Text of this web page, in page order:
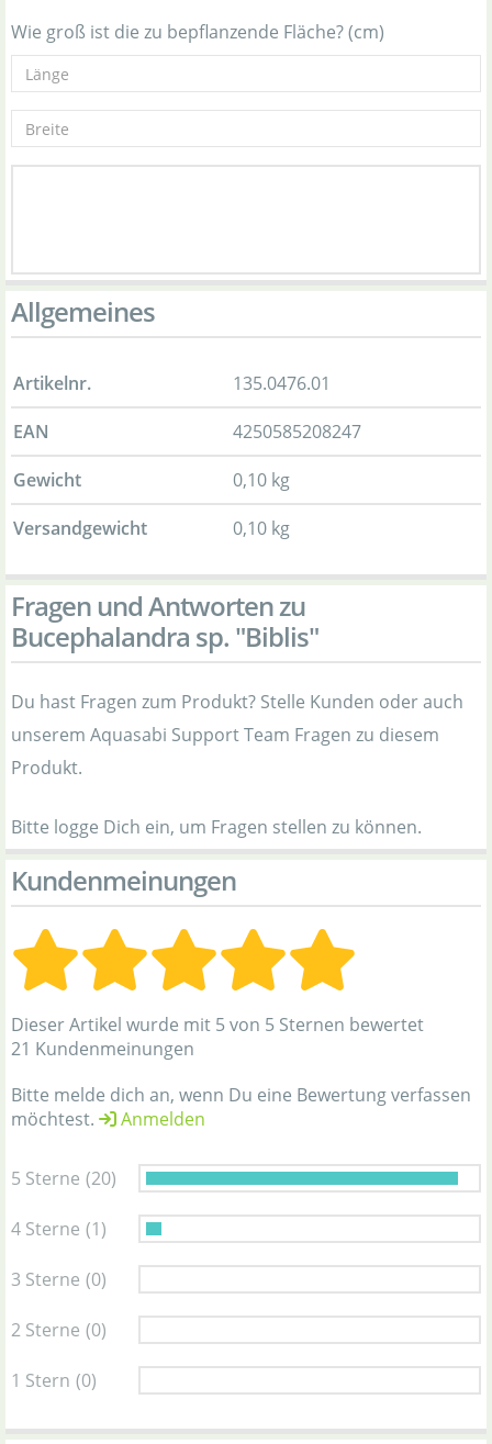
Wie groß ist die zu bepflanzende Fläche? (cm)
Allgemeines
Artikelnr.
135.0476.01
EAN
4250585208247
Gewicht
0,10 kg
Versandgewicht
0,10 kg
Fragen und Antworten zu
Bucephalandra sp. "Biblis"
Du hast Fragen zum Produkt? Stelle Kunden oder auch
unserem Aquasabi Support Team Fragen zu diesem
Produkt.
Bitte logge Dich ein, um Fragen stellen zu können.
Kundenmeinungen
Dieser Artikel wurde mit 5 von 5 Sternen bewertet
21 Kundenmeinungen
Bitte melde dich an, wenn Du eine Bewertung verfassen
möchtest.
Anmelden
5 Sterne (20)
4 Sterne (1)
3 Sterne (0)
2 Sterne (0)
1 Stern (0)